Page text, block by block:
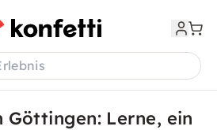
Göttingen: Lerne, ein